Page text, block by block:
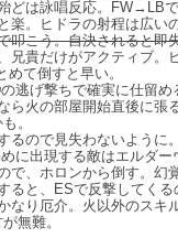
どは詠唱反応。FW→LB
楽。ヒドラの射程は広い
叩こう。自決されると即
兄貴だけがアクティブ。
て倒すと早い。
逃げ撃ちで確実に仕留
ら火の部屋開始直後に
。
るので見失わないように。
に出現する敵はエルダ
で、ホロンから倒す。幻
ると、ESで反撃してくる
なり厄介。火以外のス
無難。